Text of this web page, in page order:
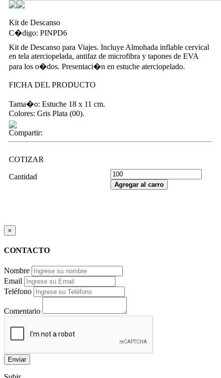
Kit de Descanso
C�digo: PINPD6
Kit de Descanso para Viajes. Incluye Almohada inflable cervical
en tela aterciopelada, antifaz de microfibra y tapones de EVA
para los o�dos. Presentaci�n en estuche aterciopelado.
FICHA DEL PRODUCTO
Tama�o: Estuche 18 x 11 cm.
Colores: Gris Plata (00).
Compartir:
COTIZAR
Cantidad
Agregar al carro
×
CONTACTO
Nombre
Email
Teléfono
Comentario
Enviar